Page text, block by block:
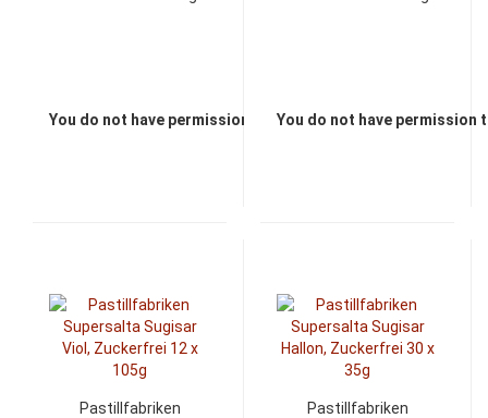
You do not have permission to view the prices
You do not have permission
Pastillfabriken
Pastillfabriken